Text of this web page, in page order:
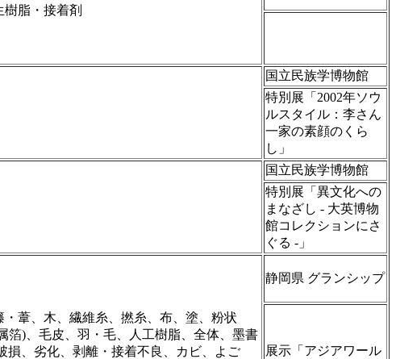
樹脂・接着剤
国立民族学博物館
特別展「2002年ソウ
ルスタイル：李さん
一家の素顔のくら
し」
国立民族学博物館
特別展「異文化への
まなざし ‐ 大英博物
館コレクションにさ
ぐる ‐」
・葦、木、繊維糸、撚糸、布、塗、粉状
箔)、毛皮、羽・毛、人工樹脂、全体、墨書
損、劣化、剥離・接着不良、カビ、よご
静岡県 グランシップ
展示「アジアワール